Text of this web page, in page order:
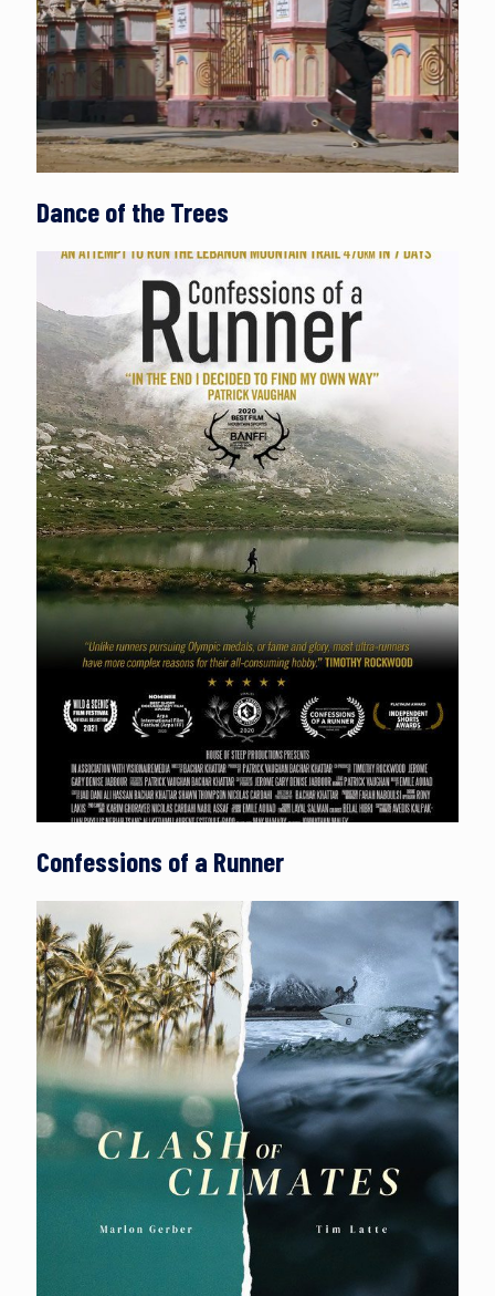
Dance of the Trees
Confessions of a Runner